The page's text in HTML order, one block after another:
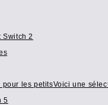
Switch 2
pour les petitsVoici une
5